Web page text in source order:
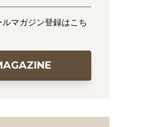
マガジン登録はこち